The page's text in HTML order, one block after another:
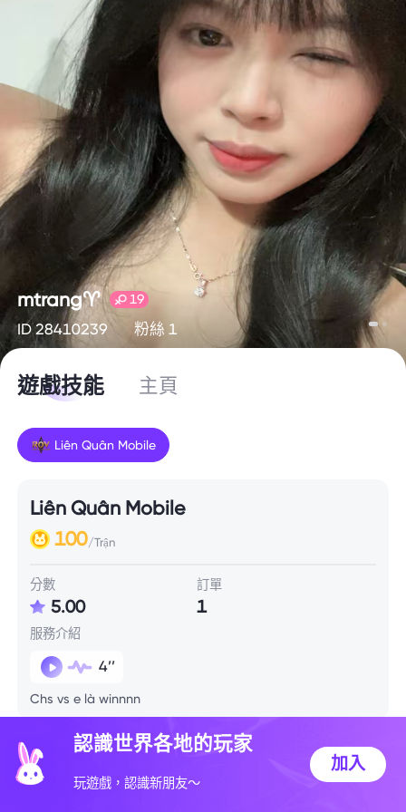
mtrang♈️ 19
ID 28410239 粉絲 1
遊戲技能 主頁
Liên Quân Mobile
Liên Quân Mobile
100/Trận
分數
5.00
訂單
1
服務介紹
4’’
Chs vs e là winnnn
技能信息
認識世界各地的玩家
玩遊戲，認識新朋友～
加入